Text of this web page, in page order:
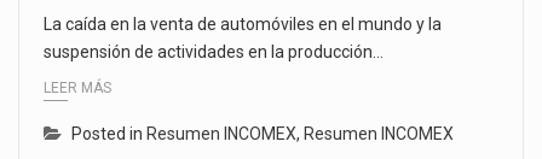
La caída en la venta de automóviles en el mundo y la
suspensión de actividades en la producción…
LEER MÁS
Posted in Resumen INCOMEX, Resumen INCOMEX